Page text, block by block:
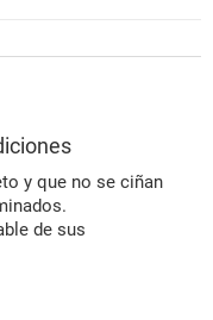
y que no se ciñan
de sus